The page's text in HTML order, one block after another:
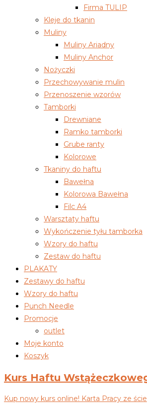
Firma TULIP
Kleje do tkanin
Muliny
Muliny Ariadny
Muliny Anchor
Nożyczki
Przechowywanie mulin
Przenoszenie wzorów
Tamborki
Drewniane
Ramko tamborki
Grube ranty
Kolorowe
Tkaniny do haftu
Bawełna
Kolorowa Bawełna
Filc A4
Warsztaty haftu
Wykończenie tyłu tamborka
Wzory do haftu
Zestaw do haftu
PLAKATY
Zestawy do haftu
Wzory do haftu
Punch Needle
Promocje
outlet
Moje konto
Koszyk
Kurs Haftu
Kup nowy kurs online! Karta Pracy ze